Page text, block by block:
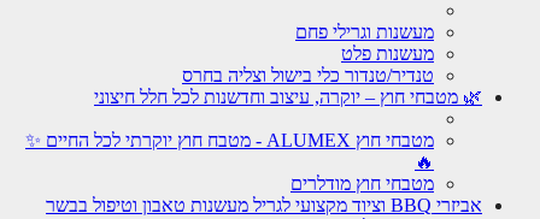
מעשנות וגרילי פחם
מעשנות פלט
טנדיר/טנדור כלי בישול וצליה בחרס
🌿 מטבחי חוץ – יוקרה, עיצוב וחדשנות לכל חלל חיצוני
מטבחי חוץ ALUMEX - מטבח חוץ יוקרתי לכל החיים ✨
מטבחי חוץ מודלרים
אביזרי BBQ וציוד מקצועי לגריל מעשנות טאבון וטיפול בבשר